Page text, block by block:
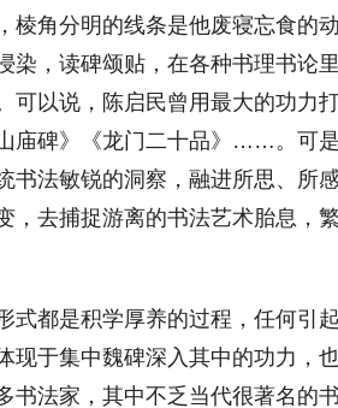
棱角分明的线条是他废寝忘食的
染，读碑颂贴，在各种书理书论
可以说，陈启民曾用最大的功力
庙碑》《龙门二十品》……。可
书法敏锐的洞察，融进所思、所
，去捕捉游离的书法艺术胎息，
式都是积学厚养的过程，任何引
现于集中魏碑深入其中的功力，
书法家，其中不乏当代很著名的